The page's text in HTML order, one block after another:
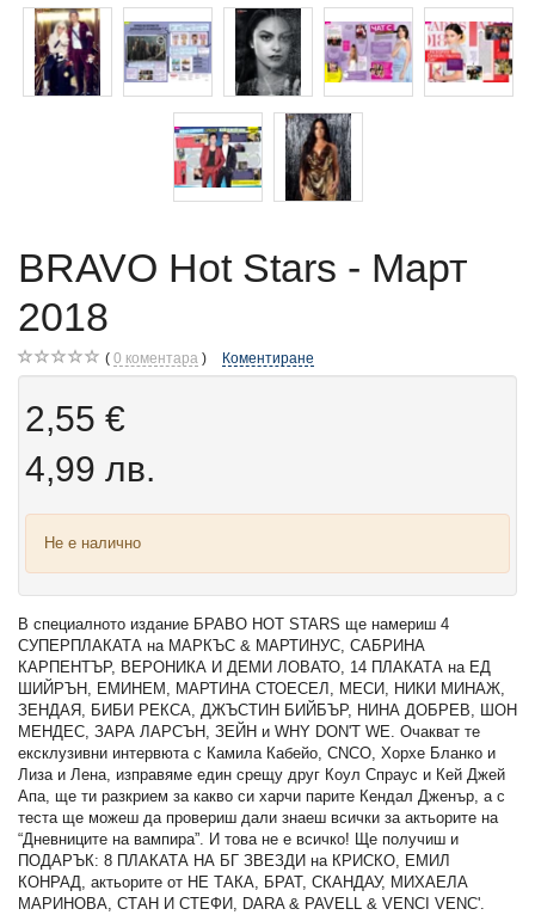
BRAVO Hot Stars - Март
2018
0 коментара Коментиране
2,55 €
4,99 лв.
Не е налично
В специалното издание БРАВО HOT STARS ще намериш 4
СУПЕРПЛАКАТА на МАРКЪС & МАРТИНУС, САБРИНА
КАРПЕНТЪР, ВЕРОНИКА И ДЕМИ ЛОВАТО, 14 ПЛАКАТА на ЕД
ШИЙРЪН, ЕМИНЕМ, МАРТИНА СТОЕСЕЛ, МЕСИ, НИКИ МИНАЖ,
ЗЕНДАЯ, БИБИ РЕКСА, ДЖЪСТИН БИЙБЪР, НИНА ДОБРЕВ, ШОН
МЕНДЕС, ЗАРА ЛАРСЪН, ЗЕЙН и WHY DON'T WE. Очакват те
ексклузивни интервюта с Камила Кабейо, CNCO, Хорхе Бланко и
Лиза и Лена, изправяме един срещу друг Коул Спраус и Кей Джей
Апа, ще ти разкрием за какво си харчи парите Кендал Дженър, а с
теста ще можеш да провериш дали знаеш всички за актьорите на
“Дневниците на вампира”. И това не е всичко! Ще получиш и
ПОДАРЪК: 8 ПЛАКАТА НА БГ ЗВЕЗДИ на КРИСКО, ЕМИЛ
КОНРАД, актьорите от НЕ ТАКА, БРАТ, СКАНДАУ, МИХАЕЛА
МАРИНОВА, СТАН И СТЕФИ, DARA & PAVELL & VENCI VENC'.